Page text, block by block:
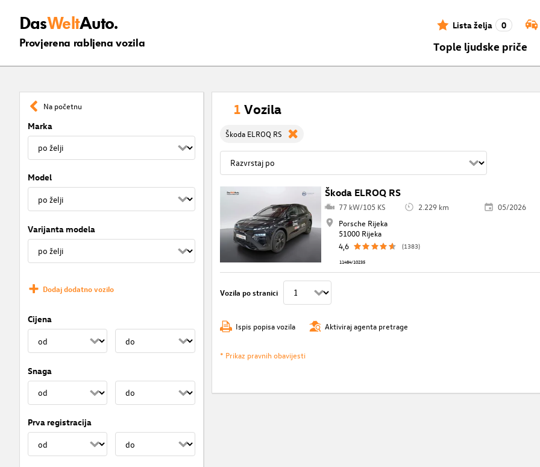
DasWeltAuto.
Provjerena rabljena vozila
Lista želja 0
Tople ljudske priče
Na početnu
Marka
Model
Varijanta modela
Dodaj dodatno vozilo
Cijena
Snaga
Prva registracija
1 Vozila
Škoda ELROQ RS
Škoda ELROQ RS
77 kW/105 KS 2.229 km
05/2026
Porsche Rijeka
51000 Rijeka
4,6
(1383)
11484/10235
Vozila po stranici
Ispis popisa vozila Aktiviraj agenta pretrage
* Prikaz pravnih obavijesti